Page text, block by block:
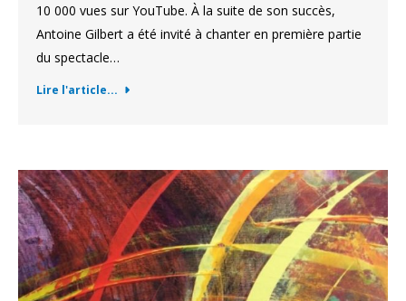
10 000 vues sur YouTube. À la suite de son succès,
Antoine Gilbert a été invité à chanter en première partie
du spectacle…
Lire l'article...